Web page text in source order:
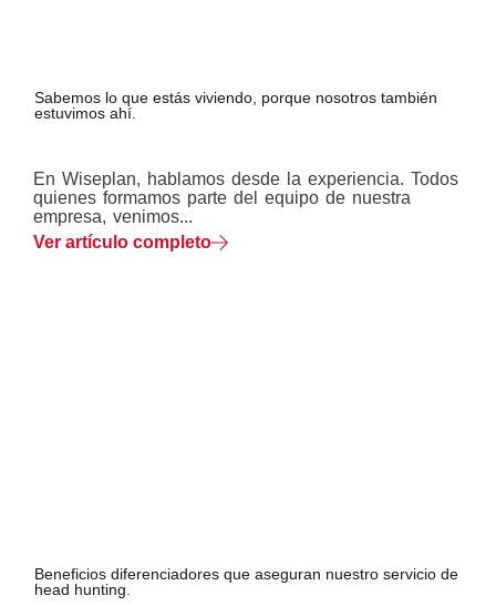
Sabemos lo que estás viviendo, porque nosotros también
estuvimos ahí.
En Wiseplan, hablamos desde la experiencia. Todos
quienes formamos parte del equipo de nuestra
empresa, venimos...
Ver artículo completo
Beneficios diferenciadores que aseguran nuestro servicio de
head hunting.